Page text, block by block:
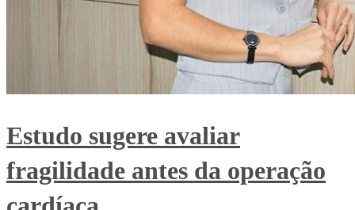
Estudo sugere avaliar
fragilidade antes da operação